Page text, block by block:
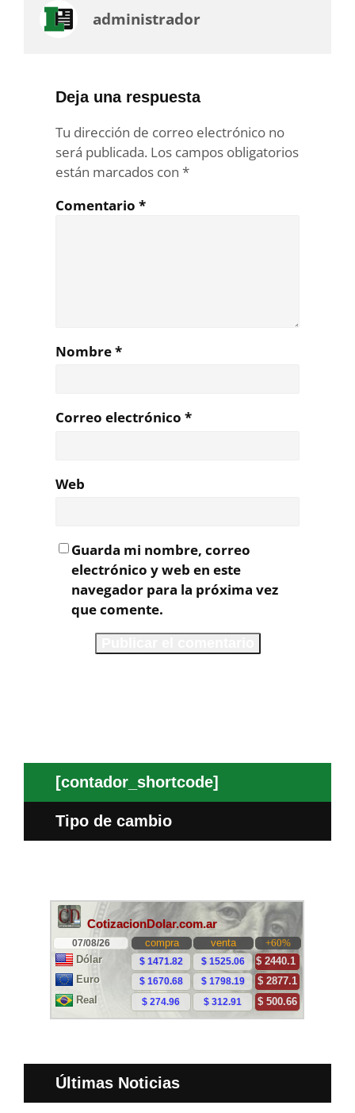
administrador
Deja una respuesta
Tu dirección de correo electrónico no
será publicada. Los campos obligatorios
están marcados con *
Comentario *
Nombre*
Correo electrónico *
Web
Guarda mi nombre, correo
electrónico y web en este
navegador para la próxima vez
que comente.
[contador_shortcode]
Tipo de cambio
Últimas Noticias